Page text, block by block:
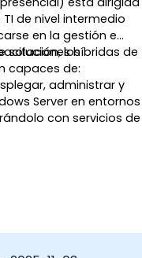
de nivel intermedio
en la gestión e
soluciones híbridas de
los
capaces de:
administrar y
Server en entornos
con servicios de
de Dominio de
V, características de